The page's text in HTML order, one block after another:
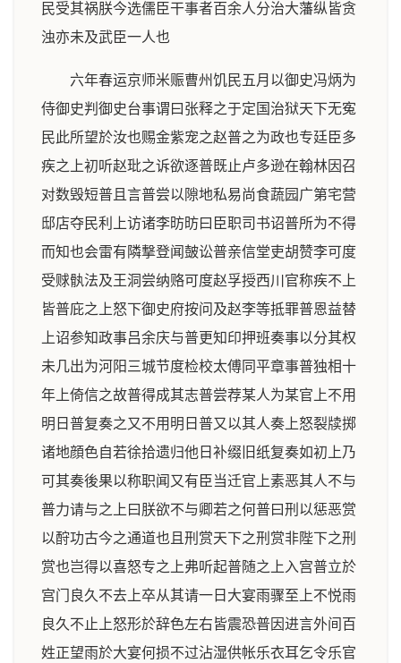
民受其祸朕今选儒臣干事者百余人分治大藩纵皆贪
浊亦未及武臣一人也
六年春运京师米赈曹州饥民五月以御史冯炳为
侍御史判御史台事谓曰张释之于定国治狱天下无寃
民此所望於汝也赐金紫宠之赵普之为政也专廷臣多
疾之上初听赵玭之诉欲逐普既止卢多逊在翰林因召
对数毁短普且言普尝以隙地私易尚食蔬园广第宅营
邸店夺民利上访诸李昉昉曰臣职司书诏普所为不得
而知也会雷有隣撃登闻皷讼普亲信堂吏胡赞李可度
受赇骫法及王洞尝纳赂可度赵孚授西川官称疾不上
皆普庇之上怒下御史府按问及赵李等抵罪普恩益替
上诏参知政事吕余庆与普更知印押班奏事以分其权
未几出为河阳三城节度检校太傅同平章事普独相十
年上倚信之故普得成其志普尝荐某人为某官上不用
明日普复奏之又不用明日普又以其人奏上怒裂牍掷
诸地顔色自若徐拾遗归他日补缀旧纸复奏如初上乃
可其奏後果以称职闻又有臣当迁官上素恶其人不与
普力请与之上曰朕欲不与卿若之何普曰刑以惩恶赏
以酧功古今之通道也且刑赏天下之刑赏非陛下之刑
赏也岂得以喜怒专之上弗听起普随之上入宫普立於
宫门良久不去上卒从其请一日大宴雨骤至上不悦雨
良久不止上怒形於辞色左右皆震恐普因进言外间百
姓正望雨於大宴何损不过沾湿供帐乐衣耳乞令乐官